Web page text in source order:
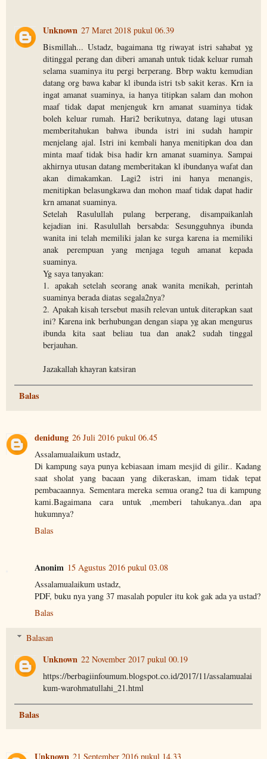
Unknown 27 Maret 2018 pukul 06.39
Bismillah... Ustadz, bagaimana ttg riwayat istri sahabat yg
ditinggal perang dan diberi amanah untuk tidak keluar rumah
selama suaminya itu pergi berperang. Bbrp waktu kemudian
datang org bawa kabar kl ibunda istri tsb sakit keras. Krn ia
ingat amanat suaminya, ia hanya titipkan salam dan mohon
maaf tidak dapat menjenguk krn amanat suaminya tidak
boleh keluar rumah. Hari2 berikutnya, datang lagi utusan
memberitahukan bahwa ibunda istri ini sudah hampir
menjelang ajal. Istri ini kembali hanya menitipkan doa dan
minta maaf tidak bisa hadir krn amanat suaminya. Sampai
akhirnya utusan datang memberitakan kl ibundanya wafat dan
akan dimakamkan. Lagi2 istri ini hanya menangis,
menitipkan belasungkawa dan mohon maaf tidak dapat hadir
krn amanat suaminya.
Setelah Rasulullah pulang berperang, disampaikanlah
kejadian ini. Rasulullah bersabda: Sesungguhnya ibunda
wanita ini telah memiliki jalan ke surga karena ia memiliki
anak perempuan yang menjaga teguh amanat kepada
suaminya.
Yg saya tanyakan:
1. apakah setelah seorang anak wanita menikah, perintah
suaminya berada diatas segala2nya?
2. Apakah kisah tersebut masih relevan untuk diterapkan saat
ini? Karena ink berhubungan dengan siapa yg akan mengurus
ibunda kita saat beliau tua dan anak2 sudah tinggal
berjauhan.
Jazakallah khayran katsiran
Balas
denidung 26 Juli 2016 pukul 06.45
Assalamualaikum ustadz,
Di kampung saya punya kebiasaan imam mesjid di gilir.. Kadang
saat sholat yang bacaan yang dikeraskan, imam tidak tepat
pembacaannya. Sementara mereka semua orang2 tua di kampung
kami.Bagaimana cara untuk ,memberi tahukanya..dan apa
hukumnya?
Balas
Anonim 15 Agustus 2016 pukul 03.08
Assalamualaikum ustadz,
PDF, buku nya yang 37 masalah populer itu kok gak ada ya ustad?
Balas
Balasan
Unknown 22 November 2017 pukul 00.19
https://berbagiinfoumum.blogspot.co.id/2017/11/assalamualai
kum-warohmatullahi_21.html
Balas
Unknown 21 September 2016 pukul 14.33